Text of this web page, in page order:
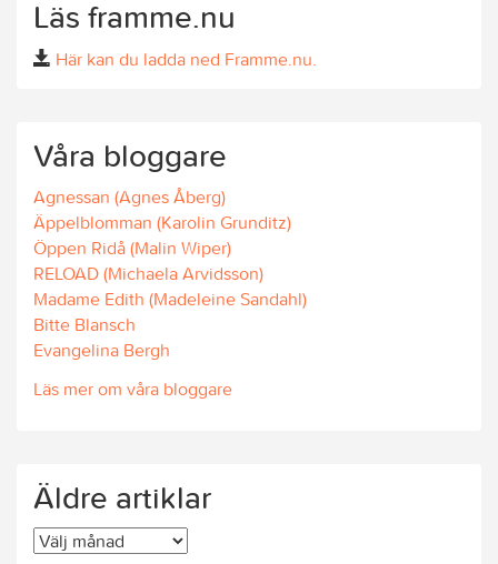
Läs framme.nu
Här kan du ladda ned Framme.nu.
Våra bloggare
Agnessan (Agnes Åberg)
Äppelblomman (Karolin Grunditz)
Öppen Ridå (Malin Wiper)
RELOAD (Michaela Arvidsson)
Madame Edith (Madeleine Sandahl)
Bitte Blansch
Evangelina Bergh
Läs mer om våra bloggare
Äldre artiklar
Äldre